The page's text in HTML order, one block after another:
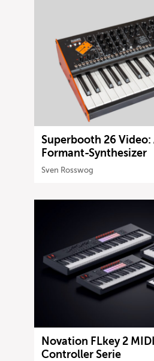
Superbooth 26 Video:
Formant-Synthesizer
Sven Rosswog
Novation FLkey 2
Controller Serie